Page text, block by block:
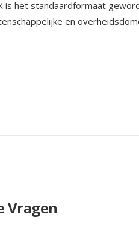
is het standaardformaat
en
Vragen